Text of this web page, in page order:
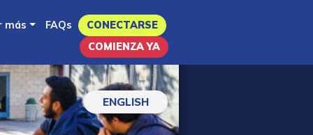
más FAQs
CONECTARSE
COMIENZA YA
ENGLISH